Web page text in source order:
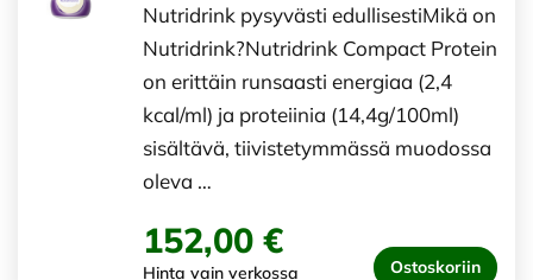
Nutridrink pysyvästi edullisestiMikä on
Nutridrink?Nutridrink Compact Protein
on erittäin runsaasti energiaa (2,4
kcal/ml) ja proteiinia (14,4g/100ml)
sisältävä, tiivistetymmässä muodossa
oleva …
152,00 €
Hinta vain verkossa Ostoskoriin